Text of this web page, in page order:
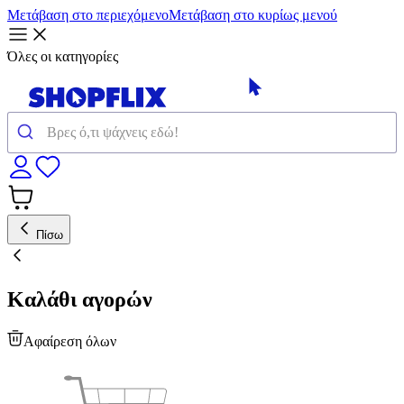
Μετάβαση στο περιεχόμενοΜετάβαση στο κυρίως μενού
Όλες οι κατηγορίες
Πίσω
Καλάθι αγορών
Αφαίρεση όλων